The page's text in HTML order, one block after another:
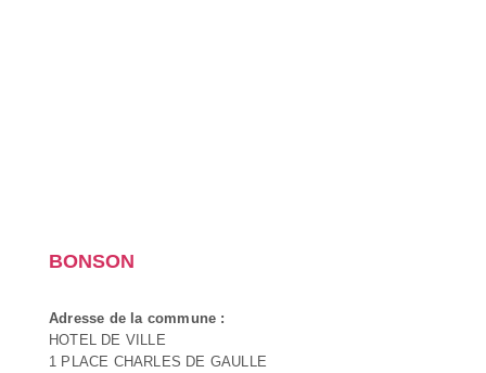
BONSON
Adresse de la commune :
HOTEL DE VILLE
1 PLACE CHARLES DE GAULLE